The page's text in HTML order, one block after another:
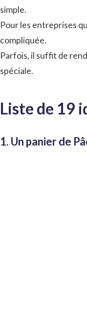
simple.
Pour les entreprises
compliquée.
Parfois, il suffit de
spéciale.
Liste de 19
1. Un panier de